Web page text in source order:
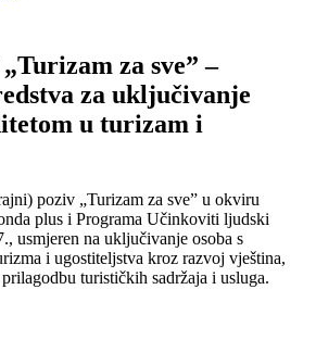
za sve” –
za uključivanje
u turizam i
poziv „Turizam za sve” u okviru
plus i Programa Učinkoviti ljudski
usmjeren na uključivanje osoba s
i ugostiteljstva kroz razvoj vještina,
turističkih sadržaja i usluga.